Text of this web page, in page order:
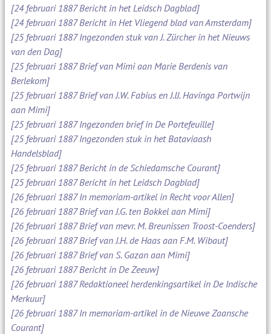
[24 februari 1887 Bericht in het Leidsch Dagblad]
[24 februari 1887 Bericht in Het Vliegend blad van Amsterdam]
[25 februari 1887 Ingezonden stuk van J. Zürcher in het Nieuws
van den Dag]
[25 februari 1887 Brief van Mimi aan Marie Berdenis van
Berlekom]
[25 februari 1887 Brief van J.W. Fabius en J.IJ. Havinga Portwijn
aan Mimi]
[25 februari 1887 Ingezonden brief in De Portefeuille]
[25 februari 1887 Ingezonden stuk in het Bataviaash
Handelsblad]
[25 februari 1887 Bericht in de Schiedamsche Courant]
[25 februari 1887 Bericht in het Leidsch Dagblad]
[26 februari 1887 In memoriam-artikel in Recht voor Allen]
[26 februari 1887 Brief van J.G. ten Bokkel aan Mimi]
[26 februari 1887 Brief van mevr. M. Breunissen Troost-Coenders]
[26 februari 1887 Brief van J.H. de Haas aan F.M. Wibaut]
[26 februari 1887 Brief van S. Gazan aan Mimi]
[26 februari 1887 Bericht in De Zeeuw]
[26 februari 1887 Redaktioneel herdenkingsartikel in De Indische
Merkuur]
[26 februari 1887 In memoriam-artikel in de Nieuwe Zaansche
Courant]